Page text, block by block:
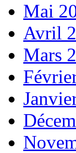
Mai
Avril
Mars